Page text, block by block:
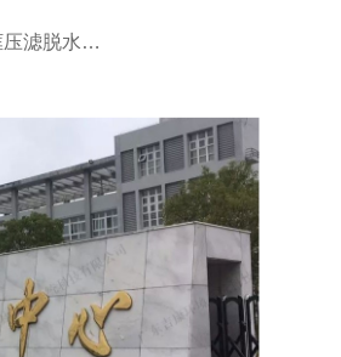
滤脱水
-3 0 %